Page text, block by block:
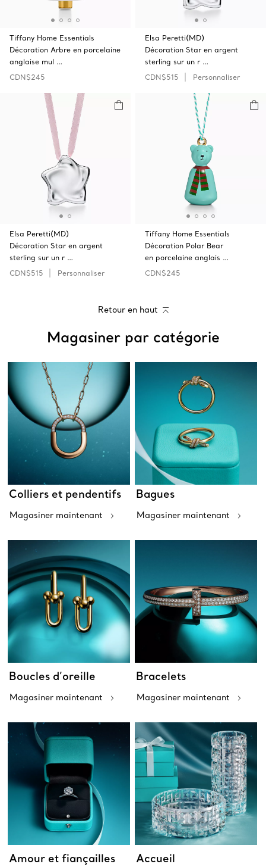
Tiffany Home Essentials
Décoration Arbre en porcelaine
anglaise mul …
CDN$245
Elsa Peretti(MD)
Décoration Star en argent
sterling sur un r …
CDN$515
Personnaliser
Elsa Peretti(MD)
Décoration Star en argent
sterling sur un r …
CDN$515
Personnaliser
Tiffany Home Essentials
Décoration Polar Bear
en porcelaine anglais …
CDN$245
Retour en haut
Magasiner par catégorie
Colliers et pendentifs
Magasiner maintenant
Bagues
Magasiner maintenant
Boucles d’oreille
Magasiner maintenant
Bracelets
Magasiner maintenant
Amour et fiançailles Accueil